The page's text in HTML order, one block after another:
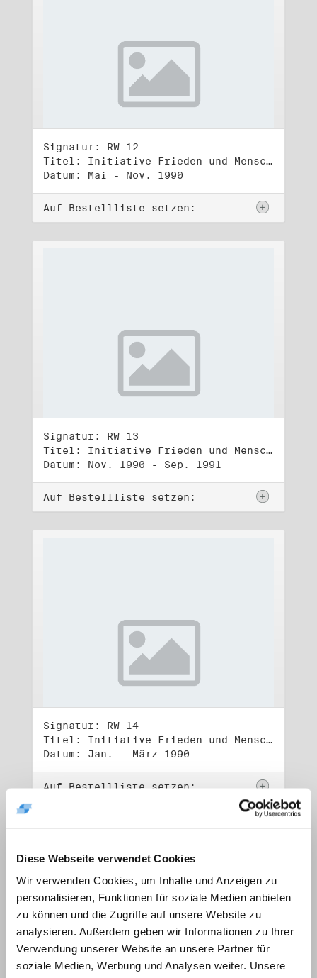
Diese Webseite verwendet Cookies
Wir verwenden Cookies, um Inhalte und Anzeigen zu
personalisieren, Funktionen für soziale Medien anbieten
zu können und die Zugriffe auf unsere Website zu
analysieren. Außerdem geben wir Informationen zu Ihrer
Verwendung unserer Website an unsere Partner für
soziale Medien, Werbung und Analysen weiter. Unsere
Signatur: RW 12
Titel: Initiative Frieden und Menschenrechte (2)
Datum: Mai - Nov. 1990
Auf Bestellliste setzen:
Signatur: RW 13
Titel: Initiative Frieden und Menschenrechte (3)
Datum: Nov. 1990 - Sep. 1991
Auf Bestellliste setzen:
Signatur: RW 14
Titel: Initiative Frieden und Menschenrechte, Volkskammerwahl 18.3.1990
Datum: Jan. - März 1990
Auf Bestellliste setzen: